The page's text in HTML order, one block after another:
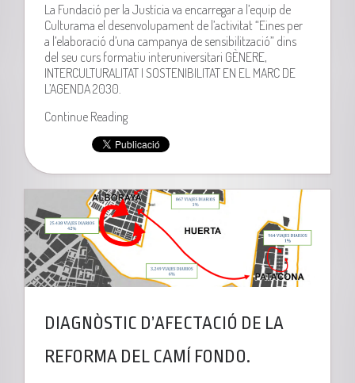
La Fundació per la Justícia va encarregar a l’equip de
Culturama el desenvolupament de l’activitat “Eines per
a l’elaboració d’una campanya de sensibilització” dins
del seu curs formatiu interuniversitari GÈNERE,
INTERCULTURALITAT I SOSTENIBILITAT EN EL MARC DE
L’AGENDA 2030.
Continue Reading
DIAGNÒSTIC D’AFECTACIÓ DE LA
REFORMA DEL CAMÍ FONDO.